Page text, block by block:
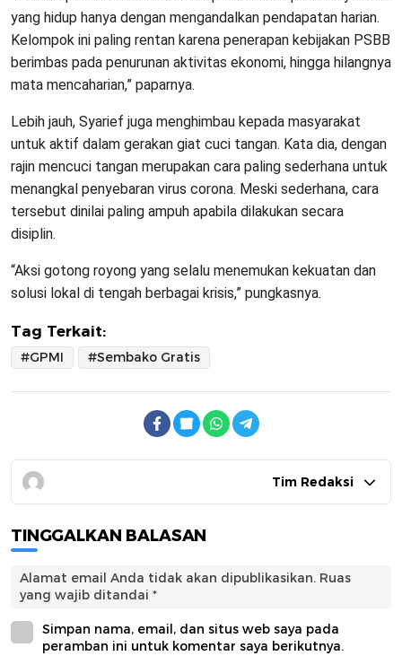
yang hidup hanya dengan mengandalkan pendapatan harian.
Kelompok ini paling rentan karena penerapan kebijakan PSBB
berimbas pada penurunan aktivitas ekonomi, hingga hilangnya
mata mencaharian,” paparnya.
Lebih jauh, Syarief juga menghimbau kepada masyarakat
untuk aktif dalam gerakan giat cuci tangan. Kata dia, dengan
rajin mencuci tangan merupakan cara paling sederhana untuk
menangkal penyebaran virus corona. Meski sederhana, cara
tersebut dinilai paling ampuh apabila dilakukan secara
disiplin.
“Aksi gotong royong yang selalu menemukan kekuatan dan
solusi lokal di tengah berbagai krisis,” pungkasnya.
Tag Terkait:
#GPMI #Sembako Gratis
Tim Redaksi
TINGGALKAN BALASAN
Alamat email Anda tidak akan dipublikasikan. Ruas
yang wajib ditandai *
Simpan nama, email, dan situs web saya pada
peramban ini untuk komentar saya berikutnya.